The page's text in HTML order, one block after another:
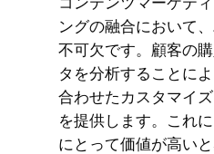
ングの融合において
不可欠です。顧客の
タを分析することに
合わせたカスタマイ
を提供します。これ
にとって価値が高い